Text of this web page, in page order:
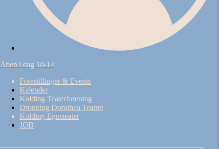
Åben i dag 10-14
Forestillinger & Events
Kalender
Kolding Teaterforening
Dronning Dorothea Teatret
Kolding Egnsteater
JOB